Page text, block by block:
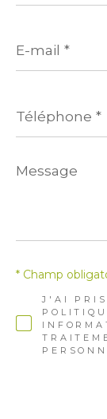
mail
*
*
Message
*
J'AI PRIS
* Champ